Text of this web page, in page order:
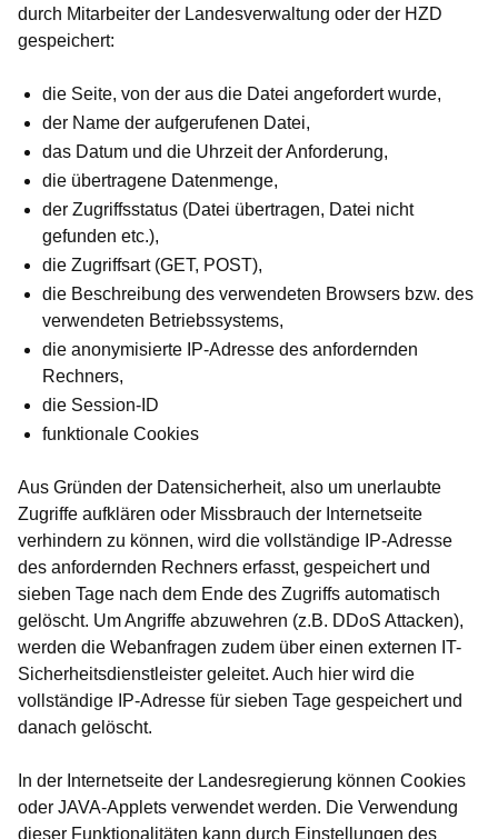
durch Mitarbeiter der Landesverwaltung oder der HZD
gespeichert:
die Seite, von der aus die Datei angefordert wurde,
der Name der aufgerufenen Datei,
das Datum und die Uhrzeit der Anforderung,
die übertragene Datenmenge,
der Zugriffsstatus (Datei übertragen, Datei nicht
gefunden etc.),
die Zugriffsart (GET, POST),
die Beschreibung des verwendeten Browsers bzw. des
verwendeten Betriebssystems,
die anonymisierte IP-Adresse des anfordernden
Rechners,
die Session-ID
funktionale Cookies
Aus Gründen der Datensicherheit, also um unerlaubte
Zugriffe aufklären oder Missbrauch der Internetseite
verhindern zu können, wird die vollständige IP-Adresse
des anfordernden Rechners erfasst, gespeichert und
sieben Tage nach dem Ende des Zugriffs automatisch
gelöscht. Um Angriffe abzuwehren (z.B. DDoS Attacken),
werden die Webanfragen zudem über einen externen IT-
Sicherheitsdienstleister geleitet. Auch hier wird die
vollständige IP-Adresse für sieben Tage gespeichert und
danach gelöscht.
In der Internetseite der Landesregierung können Cookies
oder JAVA-Applets verwendet werden. Die Verwendung
dieser Funktionalitäten kann durch Einstellungen des